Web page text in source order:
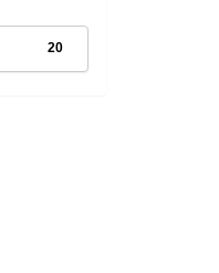
20